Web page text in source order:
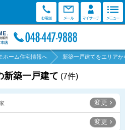
ホーム住宅情報へ 新築一戸建てをエリアか
新築一戸建て (7件)
変更
変更